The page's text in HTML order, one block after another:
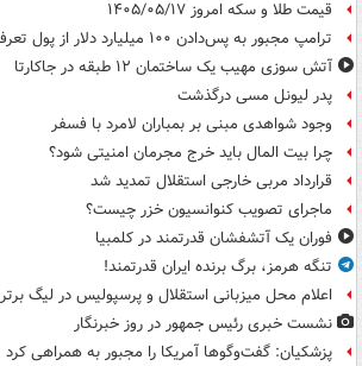
قیمت طلا و سکه امروز ۱۴۰۵/۰۵/۱۷
ترامپ مجبور به پس‌دادن ۱۰۰ میلیارد دلار از پول تعرفه‌ها شد
آتش سوزی مهیب یک ساختمان ۱۲ طبقه در جاکارتا
پدر لیونل مسی درگذشت
وجود شواهدی مبنی بر بمباران لامرد با فسفر
چرا بیت المال باید خرج مجرمان امنیتی شود؟
قرارداد مربی خارجی استقلال تمدید شد
ماجرای تصویب کنوانسیون خزر چیست؟
فوران یک آتشفشان قدرتمند در کلمبیا
تنگه هرمز، برگ برنده ایران قدرتمند!
اعلام محل میزبانی استقلال و پرسپولیس در لیگ برتر
نشست خبری رئیس جمهور در روز خبرنگار
پزشکیان: گفت‌وگوها آمریکا را مجبور به همراهی کرد